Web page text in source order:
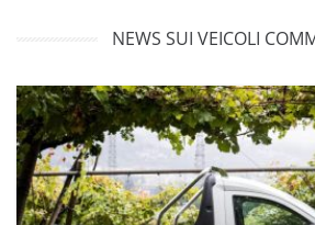
NEWS SUI VEICOLI